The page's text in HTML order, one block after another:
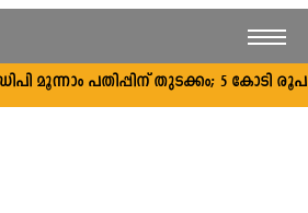
പതിപ്പിന് തുടക്കം; 5 കോടി രൂപ